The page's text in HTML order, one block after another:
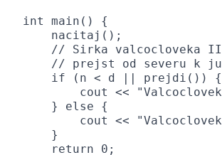
int main() {
    nacitaj();
// Sirka valcocloveka
// prejst od severu k
    if (n < d || prejdi()) {
cout <<
    } else {
cout <<
    }
    return 0;